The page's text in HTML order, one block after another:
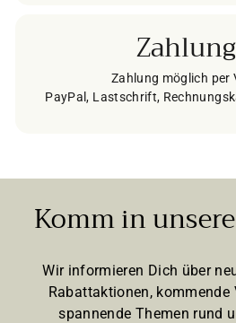
Zahlung möglich per
PayPal, Lastschrift,
Komm in
Wir informieren Dich über
Rabattaktionen,
spannende Themen rund